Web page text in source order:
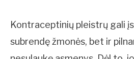
Kontraceptinių pleistrų gali
subrendę žmonės, bet ir